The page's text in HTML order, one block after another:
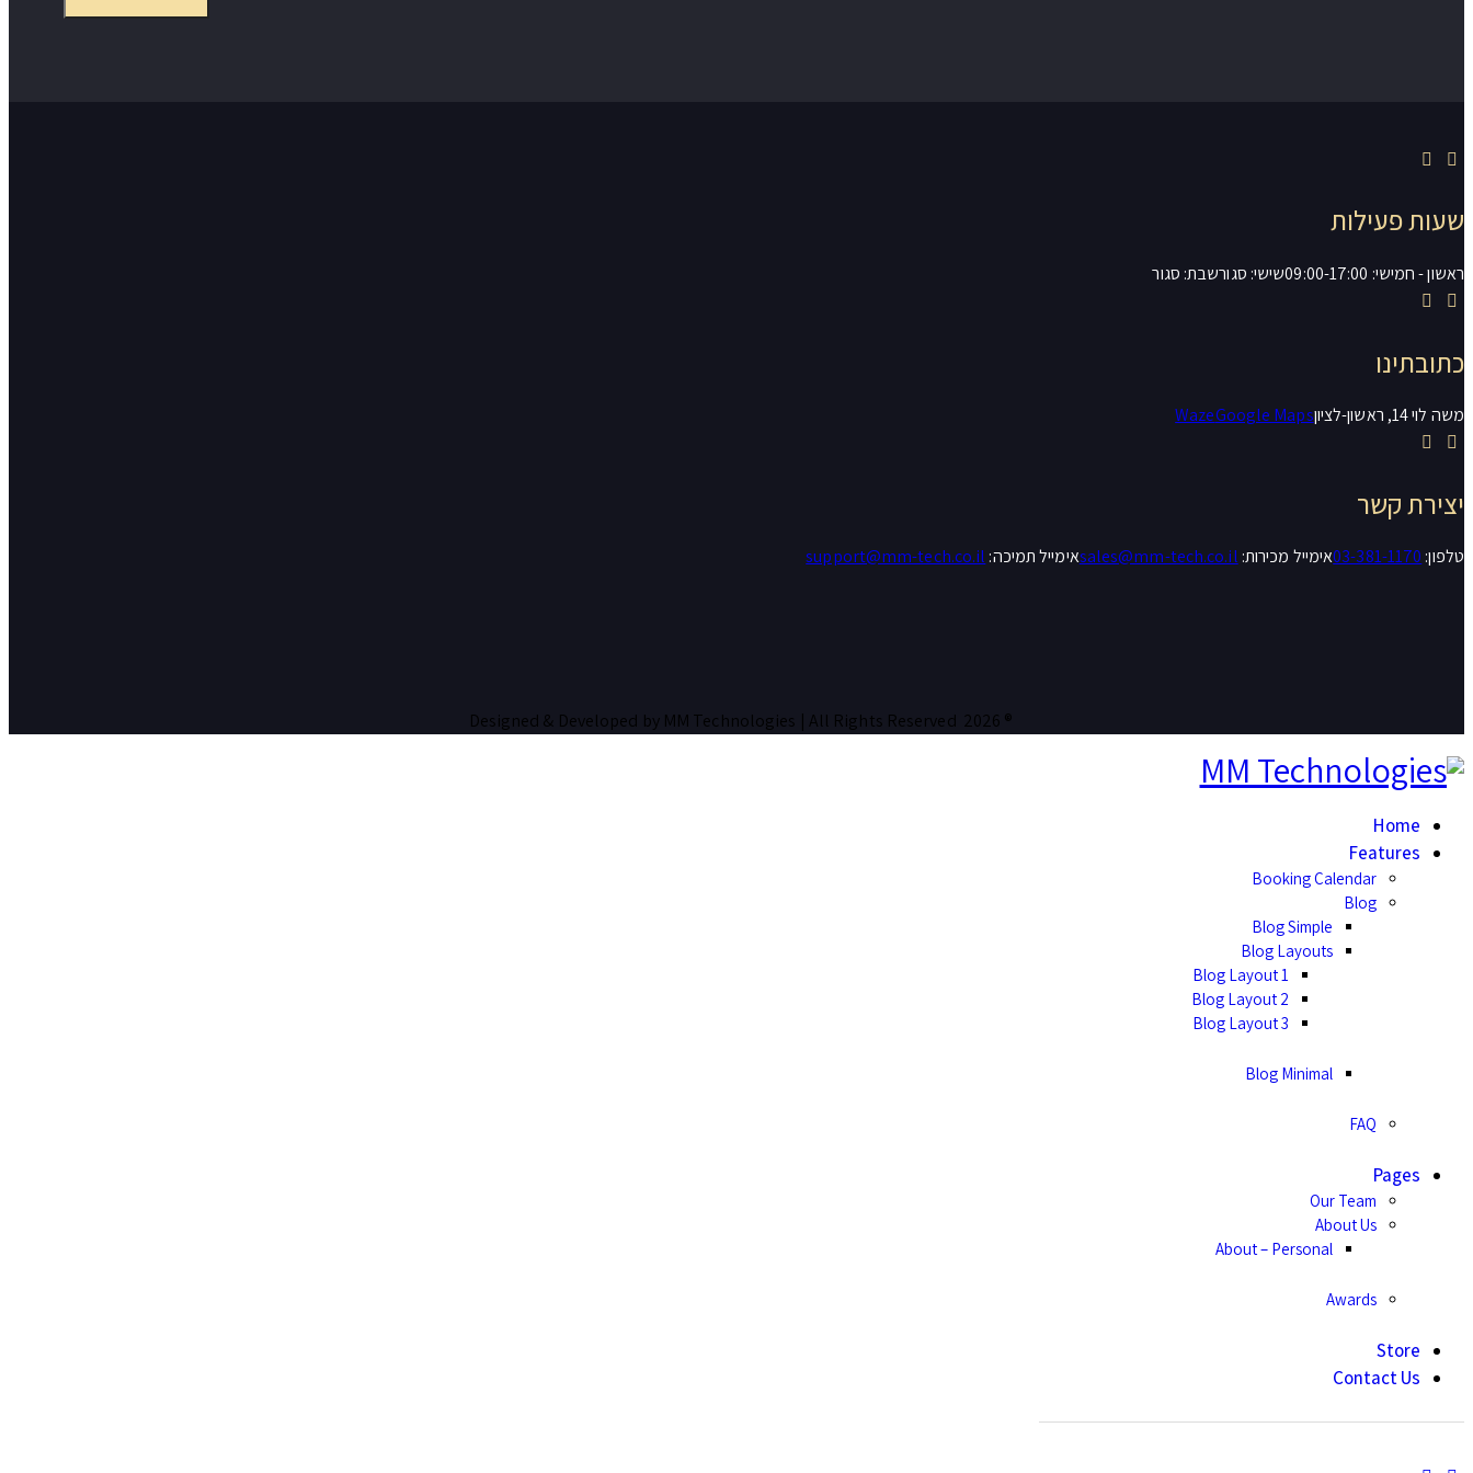
שעות פעילות
ראשון - חמישי: 09:00-17:00 שישי: סגורשבת: סגור
כתובתינו
משה לוי 14, ראשון-לציון WazeGoogle Maps
יצירת קשר
טלפון: 03-381-1170אימייל מכירות: sales@mm-tech.co.ilאימייל תמיכה: support@mm-tech.co.il
® Designed & Developed by MM Technologies | All Rights Reserved 2026
Home
Features
Booking Calendar
Blog
Blog Simple
Blog Layouts
Blog Layout 1
Blog Layout 2
Blog Layout 3
Blog Minimal
FAQ
Pages
Our Team
About Us
About – Personal
Awards
Store
Contact Us